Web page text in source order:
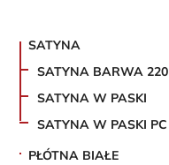
SATYNA
SATYNA BARWA 220
SATYNA W PASKI
SATYNA W PASKI PC
PŁÓTNA BIAŁE